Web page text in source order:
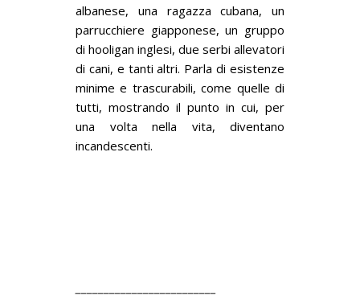
albanese, una ragazza cubana, un
parrucchiere giapponese, un gruppo
di hooligan inglesi, due serbi allevatori
di cani, e tanti altri. Parla di esistenze
minime e trascurabili, come quelle di
tutti, mostrando il punto in cui, per
una volta nella vita, diventano
incandescenti.